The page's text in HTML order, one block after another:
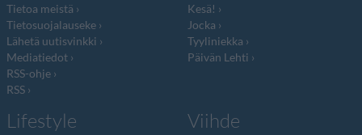
Tietoa meistä
Tietosuojalauseke
Lähetä uutisvinkki
Mediatiedot
RSS-ohje
RSS
Kesä!
Jocka
Tyyliniekka
Päivän Lehti
Lifestyle Viihde